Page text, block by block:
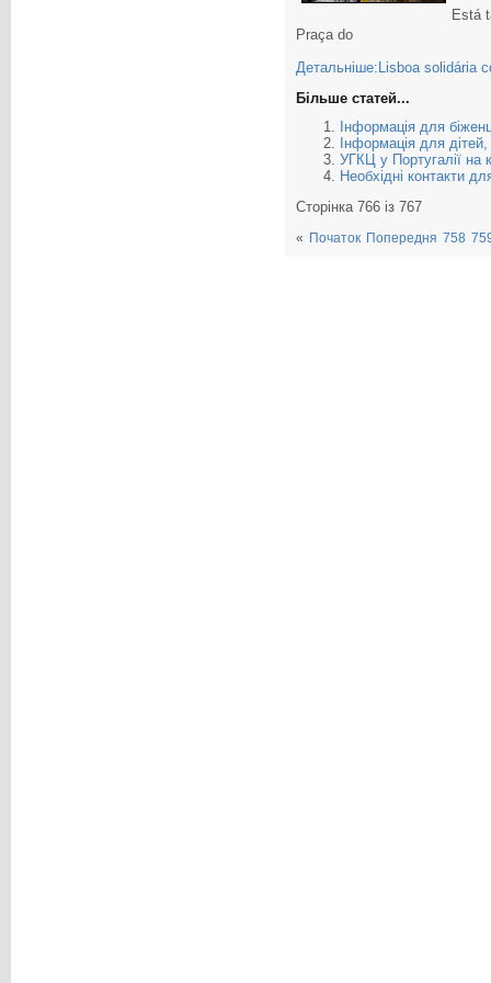
Está
Praça do
Детальніше:Lisboa solidária
Більше статей...
Інформація для
Інформація для
УГКЦ у Португалії на
Необхідні контакти
Сторінка 766 із 767
« Початок Попередня 758